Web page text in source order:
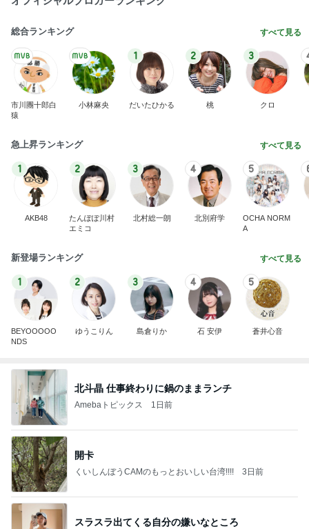
総合ランキング すべて見る
市川團十郎白
猿
小林麻央
1
だいたひかる
2
桃
3
クロ
急上昇ランキング すべて見る
1
AKB48
2
たんぽぽ川村
エミコ
3
北村総一朗
4
北別府学
5
OCHA NORM
A
新登場ランキング すべて見る
1
BEYOOOOO
NDS
2
ゆうこりん
3
島倉りか
4
石 安伊
5
蒼井心音
北斗晶 仕事終わりに鍋のままランチ
Amebaトピックス 1日前
開卡
くいしんぼうCAMのもっとおいしい台湾!!!! 3日前
スラスラ出てくる自分の嫌いなところ